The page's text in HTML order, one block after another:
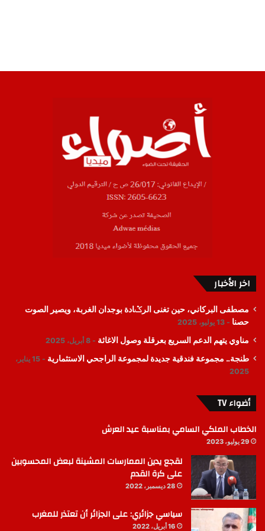
اخر الأخبار
مصطفى البركاني، حين تغنى الرݣادة بوجدان الغربة، ويصير الصوت
حصنا
13 يوليو، 2025
مناوي يتهم الدعم السريع بعرقلة وصول الاغاثة 8 أبريل، 2025
طنجة.. مجموعة فندقية جديدة لمجموعة الراجحي الاستثمارية
15 يناير،
2025
أضواء TV
الخطاب الملكي السامي بمناسبة عيد العرش
29 يوليو، 2023
لقجع يدين الممارسات المشينة لبعض المحسوبين
على كرة القدم
28 ديسمبر، 2022
سياسي جزائري: على الجزائر أن تعتذر للمغرب
16 أبريل، 2022